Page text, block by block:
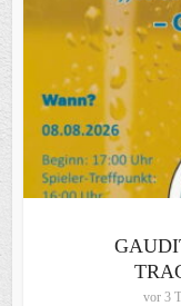
vor 3